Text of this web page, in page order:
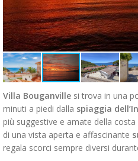
Villa Bouganville si trova in una
minuti a piedi dalla spiaggia
più suggestive e amate della costa
di una vista aperta e affascinante
regala scorci sempre diversi